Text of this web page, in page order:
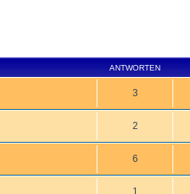
ANTWORTEN
3
2
6
1